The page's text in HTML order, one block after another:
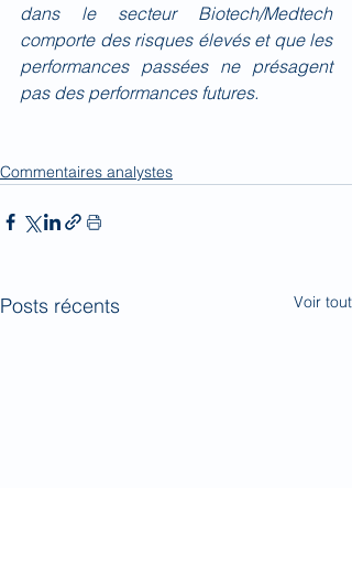
dans le secteur Biotech/Medtech
comporte des risques élevés et que les
performances passées ne présagent
pas des performances futures.
Commentaires analystes
Posts récents Voir tout